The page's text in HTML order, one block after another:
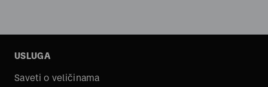
USLUGA
Saveti o veličinama